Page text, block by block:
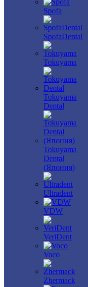
Spofa
SpofaDental
Tokuyama
Tokuyama
Dental
Tokuyama
Dental
(Япония)
Ultradent
VDW
VeriDent
Voco
Zhermack